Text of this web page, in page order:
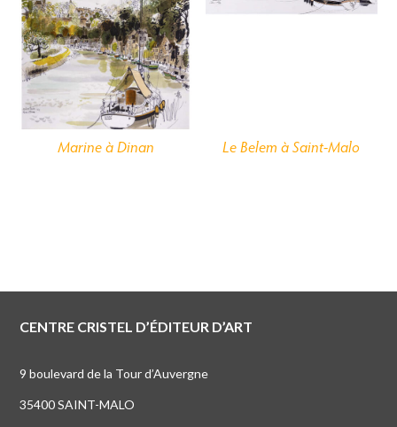
Marine à Dinan LeBelem à Saint-Malo
CENTRE CRISTEL D’ÉDITEUR D’ART
9 boulevard de la Tour d’Auvergne
35400 SAINT-MALO